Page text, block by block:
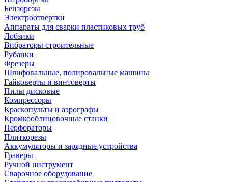
Бензорезы
Электроотвертки
Аппараты для сварки пластиковых труб
Лобзики
Вибраторы строительные
Рубанки
Фрезеры
Шлифовальные, полировальные машины
Гайковерты и винтоверты
Пилы дисковые
Компрессоры
Краскопульты и аэрографы
Кромкооблицовочные станки
Перфораторы
Плиткорезы
Аккумуляторы и зарядные устройства
Граверы
Ручной инструмент
Сварочное оборудование